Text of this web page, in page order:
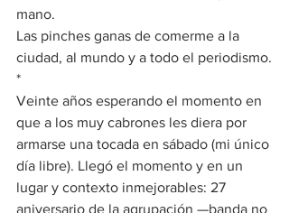
mano.
Las pinches ganas de comerme a la
ciudad, al mundo y a todo el periodismo.
*
Veinte años esperando el momento en
que a los muy cabrones les diera por
armarse una tocada en sábado (mi único
día libre). Llegó el momento y en un
lugar y contexto inmejorables: 27
aniversario de la agrupación —banda no